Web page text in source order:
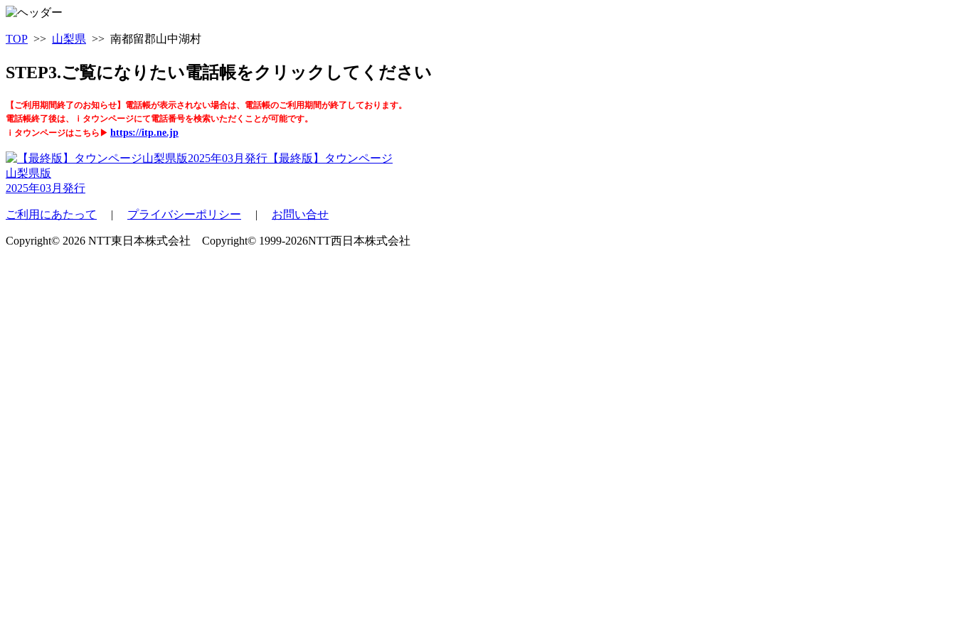
TOP >> 山梨県 >> 南都留郡山中湖村
STEP3.ご覧になりたい電話帳をクリックしてください
【ご利用期間終了のお知らせ】電話帳が表示されない場合は、電話帳のご利用期間が終了しております。
電話帳終了後は、ｉタウンページにて電話番号を検索いただくことが可能です。
ｉタウンページはこちら▶ https://itp.ne.jp
【最終版】タウンページ
山梨県版
2025年03月発行
ご利用にあたって | プライバシーポリシー | お問い合せ
Copyright© 2026 NTT東日本株式会社 Copyright© 1999-2026NTT西日本株式会社